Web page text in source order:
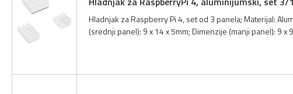
Hladnjak za Raspberry Pi 4, set od 3 panela; Materijal:
(srednji panel): 9 x 14 x 5mm; Dimenzije (manji panel): 9